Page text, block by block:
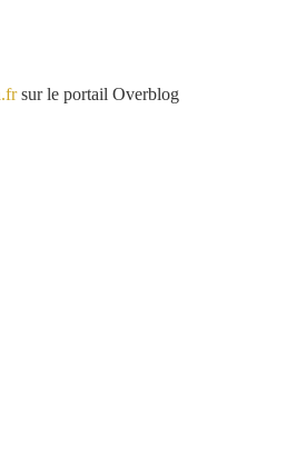
sur le portail Overblog